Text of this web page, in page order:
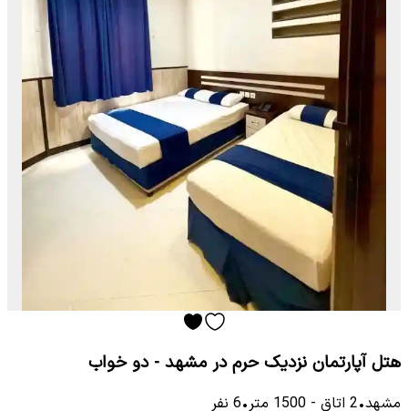
هتل آپارتمان نزدیک حرم در مشهد - دو خواب
مشهد•
2 اتاق -
1500 متر•
6 نفر